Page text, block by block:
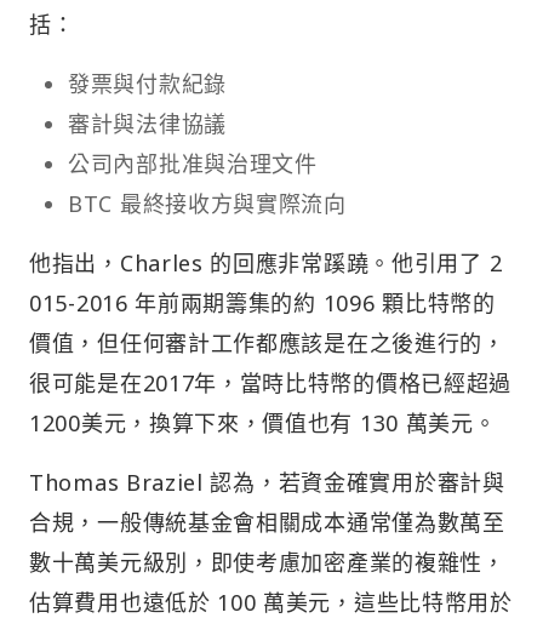
括：
發票與付款紀錄
審計與法律協議
公司內部批准與治理文件
BTC 最終接收方與實際流向
他指出，Charles 的回應非常蹊蹺。他引用了 2
015-2016 年前兩期籌集的約 1096 顆比特幣的
價值，但任何審計工作都應該是在之後進行的，
很可能是在2017年，當時比特幣的價格已經超過
1200美元，換算下來，價值也有 130 萬美元。
Thomas Braziel 認為，若資金確實用於審計與
合規，一般傳統基金會相關成本通常僅為數萬至
數十萬美元級別，即使考慮加密產業的複雜性，
估算費用也遠低於 100 萬美元，這些比特幣用於